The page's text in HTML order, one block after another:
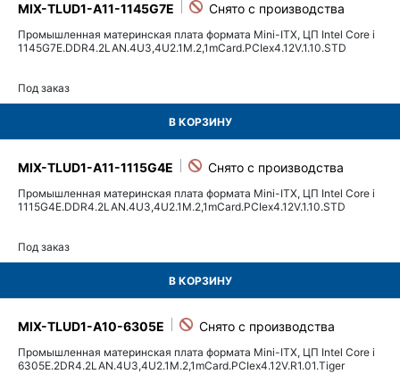
MIX-TLUD1-A11-1145G7E
Промышленная материнская плата формата Mini-ITX, ЦП Intel Core i
1145G7E.DDR4.2LAN.4U3,4U2.1M.2,1mCard.PCIex4.12V.1.10.STD
Под заказ
В КОРЗИНУ
MIX-TLUD1-A11-1115G4E
Промышленная материнская плата формата Mini-ITX, ЦП Intel Core i
1115G4E.DDR4.2LAN.4U3,4U2.1M.2,1mCard.PCIex4.12V.1.10.STD
Под заказ
В КОРЗИНУ
MIX-TLUD1-A10-6305E
Промышленная материнская плата формата Mini-ITX, ЦП Intel Core i
6305E.2DR4.2LAN.4U3,4U2.1M.2,1mCard.PCIex4.12V.R1.01.Tiger